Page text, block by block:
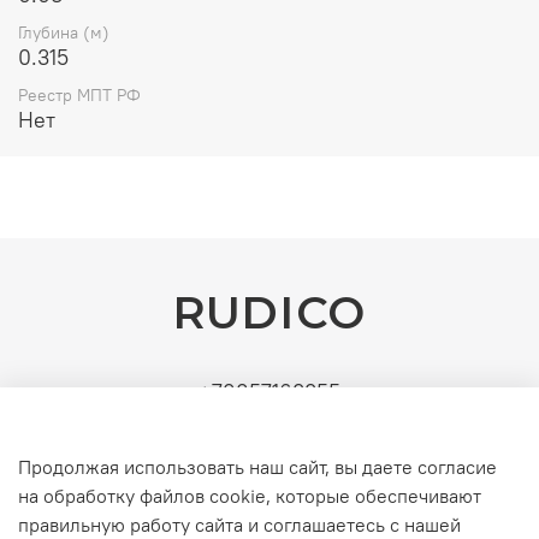
Глубина (м)
0.315
Реестр МПТ РФ
Нет
+79857163355
УСН (без НДС). Официальные b2b-поставки
серверного и инженерного оборудования
RUDICO
Продолжая использовать наш сайт, вы даете согласие
на обработку файлов cookie, которые обеспечивают
правильную работу сайта и соглашаетесь с нашей